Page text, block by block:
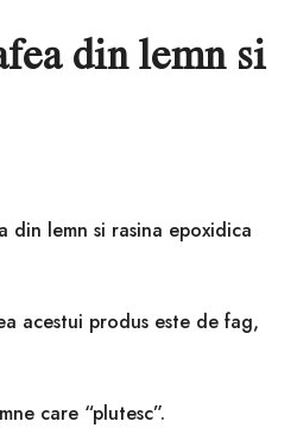
din lemn si
din lemn si rasina epoxidica
acestui produs este de fag,
care “plutesc”.